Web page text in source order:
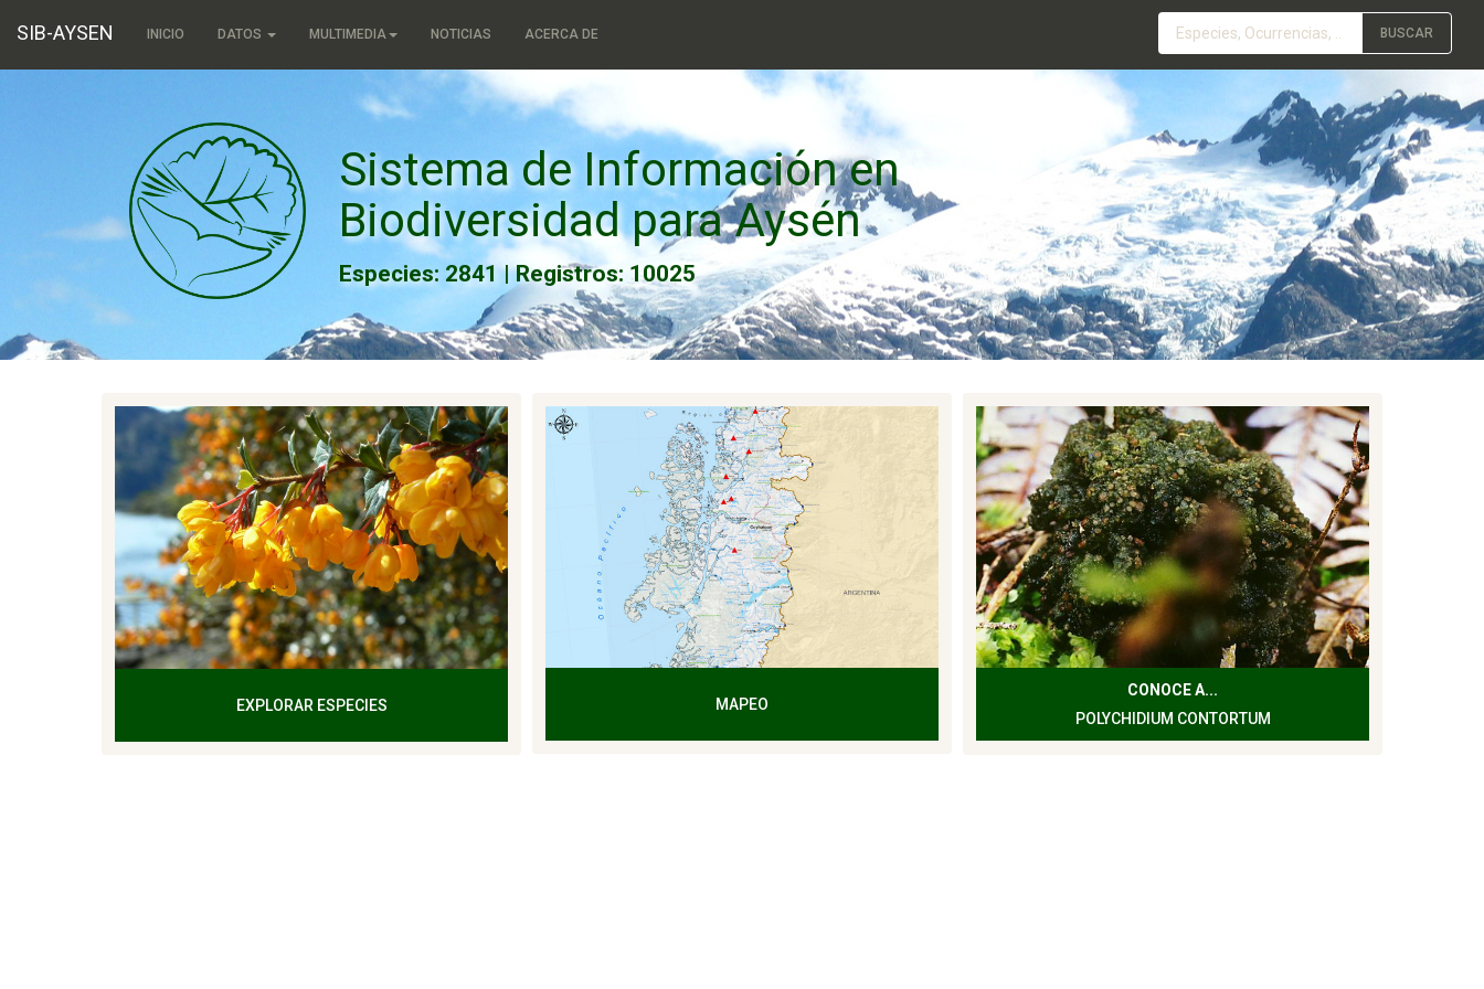
SIB-AYSEN INICIO DATOS MULTIMEDIA NOTICIAS ACERCA DE BUSCAR
Sistema de Información en
Biodiversidad para Aysén
Especies: 2841|Registros: 10025
EXPLORAR ESPECIES MAPEO
CONOCE A...
POLYCHIDIUM CONTORTUM